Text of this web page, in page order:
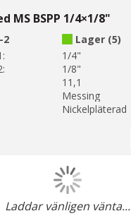
MS BSPP 1/4×1/8"
2
Lager (5)
1/4"
1/8"
11,1
Messing
Nickelpläterad
Laddar vänligen vänta...
Page